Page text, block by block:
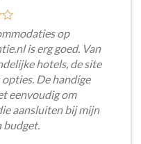
op
is erg goed. Van
hotels, de site
De handige
eenvoudig om
aansluiten bij mijn
budget.